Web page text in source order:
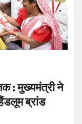
: मुख्यमंत्री ने
ब्रांड